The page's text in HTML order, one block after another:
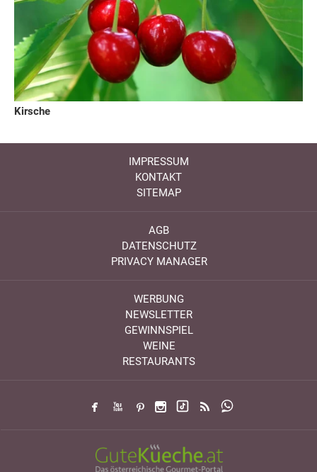
Kirsche
IMPRESSUM
KONTAKT
SITEMAP
AGB
DATENSCHUTZ
PRIVACY MANAGER
WERBUNG
NEWSLETTER
GEWINNSPIEL
WEINE
RESTAURANTS